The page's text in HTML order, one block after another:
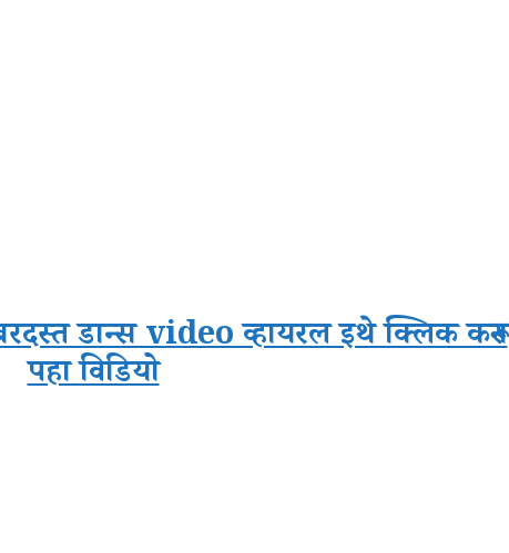
डान्स video व्हायरल इथे क्लिक करून
पहा विडियो